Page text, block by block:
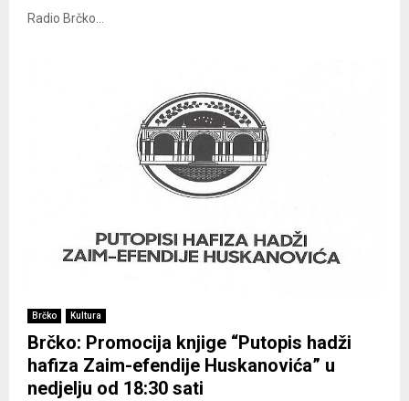
Radio Brčko...
Brčko Kultura
Brčko: Promocija knjige “Putopis hadži
hafiza Zaim-efendije Huskanovića” u
nedjelju od 18:30 sati